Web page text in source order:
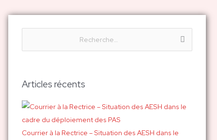
e
h
r
c
h
Articles récents
Courrier à la Rectrice – Situation des AESH dans le